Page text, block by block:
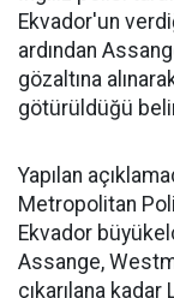
Ekvador'un
ardından
gözaltına
götürüldüğü
Yapılan
Metropolitan
Ekvador
Assange,
çıkarılana